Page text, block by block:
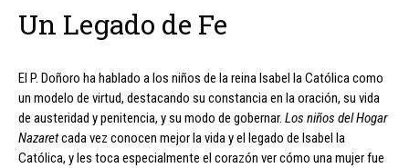
Un Legado de Fe
El P. Doñoro ha hablado a los niños de la reina Isabel la Católica como
un modelo de virtud, destacando su constancia en la oración, su vida
de austeridad y penitencia, y su modo de gobernar. Los niños del Hogar
Nazaretcada vez conocen mejor la vida y el legado de Isabel la
Católica, y les toca especialmente el corazón ver cómo una mujer fue